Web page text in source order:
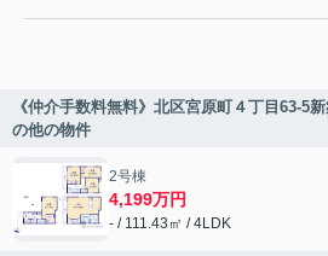
《仲介手数料無料》北区宮原町４丁目63-5
の他の物件
2号棟
4,199万円
- / 111.43㎡ / 4LDK